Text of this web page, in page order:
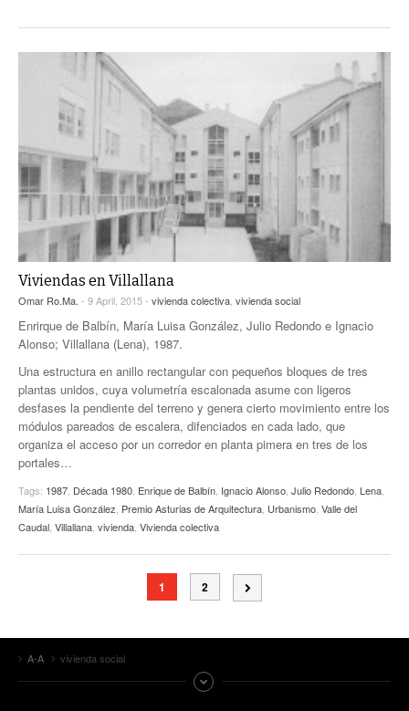
Viviendas en Villallana
Omar Ro.Ma. - 9 April, 2015 - vivienda colectiva vivienda social
Enrirque de Balbín, María Luisa González, Julio Redondo e Ignacio
Alonso; Villallana (Lena), 1987.
Una estructura en anillo rectangular con pequeños bloques de tres
plantas unidos, cuya volumetría escalonada asume con ligeros
desfases la pendiente del terreno y genera cierto movimiento entre los
módulos pareados de escalera, difenciados en cada lado, que
organiza el acceso por un corredor en planta pimera en tres de los
portales…
Tags: 1987 Década 1980 Enrique de Balbín Ignacio Alonso Julio Redondo Lena
María Luisa González Premio Asturias de Arquitectura Urbanismo Valle del
Caudal Villallana vivienda Vivienda colectiva
1 2
A-A vivienda social